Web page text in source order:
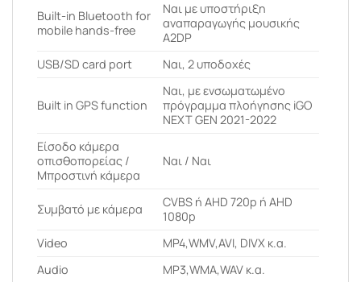
Built-in Bluetooth for
mobile hands-free
Ναι με υποστήριξη
αναπαραγωγής μουσικής
A2DP
USB/SD card port
Ναι, 2 υποδοχές
Built in GPS function
Ναι, με ενσωματωμένο
πρόγραμμα πλοήγησης iGO
NEXT GEN 2021-2022
Είσοδο κάμερα
οπισθοπορείας /
Μπροστινή κάμερα
Ναι / Ναι
Συμβατό με κάμερα
CVBS ή AHD 720p ή AHD
1080p
Video
MP4,WMV,AVI, DIVX κ.α.
Audio
MP3,WMA,WAV κ.α.